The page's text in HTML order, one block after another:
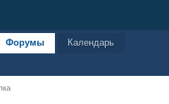
Форумы
Календарь